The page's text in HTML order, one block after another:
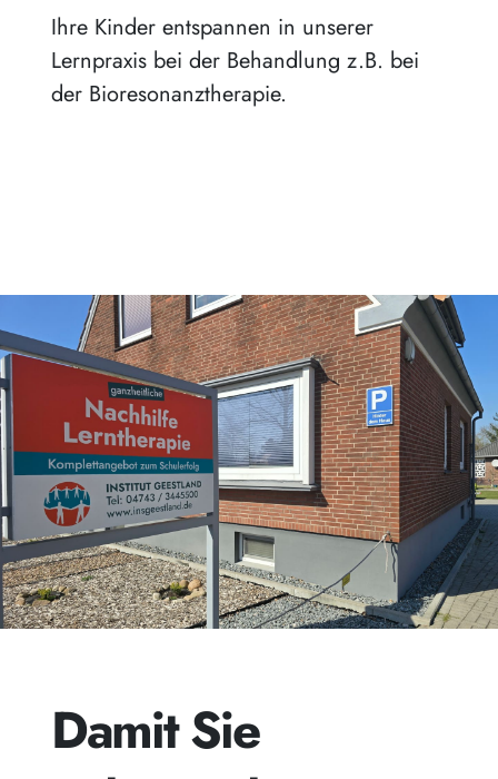
Ihre Kinder entspannen in unserer
Lernpraxis bei der Behandlung z.B. bei
der Bioresonanztherapie.
Damit Sie